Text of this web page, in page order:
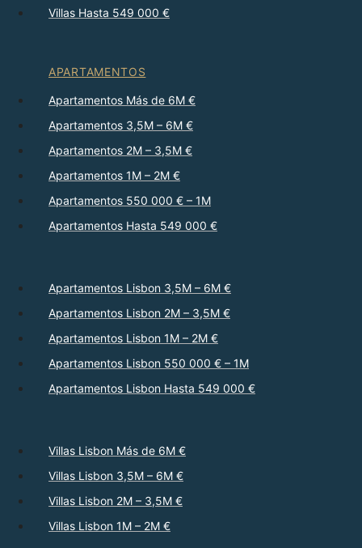
Villas Hasta 549 000 €
APARTAMENTOS
Apartamentos Más de 6M €
Apartamentos 3,5M – 6M €
Apartamentos 2M – 3,5M €
Apartamentos 1M – 2M €
Apartamentos 550 000 € – 1M
Apartamentos Hasta 549 000 €
Apartamentos Lisbon 3,5M – 6M €
Apartamentos Lisbon 2M – 3,5M €
Apartamentos Lisbon 1M – 2M €
Apartamentos Lisbon 550 000 € – 1M
Apartamentos Lisbon Hasta 549 000 €
Villas Lisbon Más de 6M €
Villas Lisbon 3,5M – 6M €
Villas Lisbon 2M – 3,5M €
Villas Lisbon 1M – 2M €